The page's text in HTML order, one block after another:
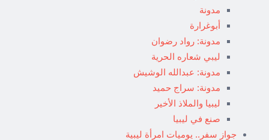
مدونة
أبوغرارة
مدونة: رواد رضوان
ليبي شعاره الحرية
مدونة: عبدالله الوشيش
مدونة: سراج حميد
ليبيا والملاذ الأخير
صنع في ليبيا
جواز سفر.. يوميات امرأة ليبية